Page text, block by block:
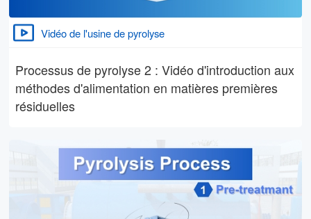
Vidéo de l'usine de pyrolyse
Processus de pyrolyse 2 : Vidéo d'introduction aux
méthodes d'alimentation en matières premières
résiduelles